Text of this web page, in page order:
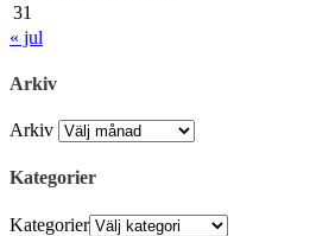
31
« jul
Arkiv
Arkiv
Kategorier
Kategorier